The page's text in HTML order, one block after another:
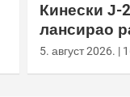
Кинески Ј-
лансирао
ваздух са
5. август 2026. |